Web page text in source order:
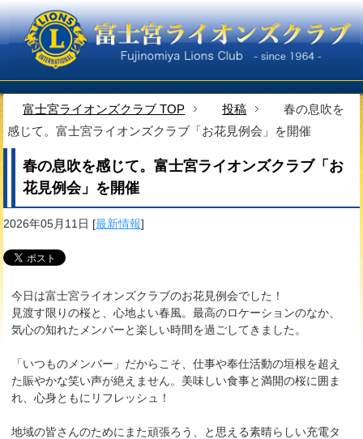
富士宮ライオンズクラブ TOP 投稿
春の息吹を
感じて。富士宮ライオンズクラブ「お花見例会」を開催
春の息吹を感じて。富士宮ライオンズクラブ「お
花見例会」を開催
2026年05月11日 [最新情報]
今日は富士宮ライオンズクラブのお花見例会でした！
見渡す限りの桜と、心地よい春風。最高のロケーションのなか、
気心の知れたメンバーと楽しい時間を過ごしてきました。
「いつものメンバー」だからこそ、仕事や奉仕活動の垣根を超え
た賑やかな笑い声が絶えません。美味しい食事と満開の桜に囲ま
れ、心身ともにリフレッシュ！
地域の皆さんのためにまた頑張ろう、と思える素晴らしい充電タ